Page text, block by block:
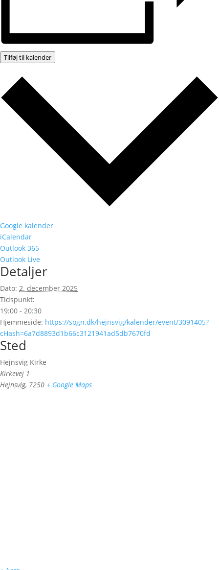
Tilføj til kalender
Google kalender
iCalendar
Outlook 365
Outlook Live
Detaljer
Dato: 2. december 2025
Tidspunkt:
19:00 - 20:30
Hjemmeside: https://sogn.dk/hejnsvig/kalender/event/3091405?
cHash=6a7d8893d1b66c3121941ad5db7670fd
Sted
Hejnsvig Kirke
Kirkevej 1
Hejnsvig, 7250 + Google Maps